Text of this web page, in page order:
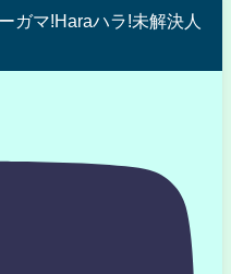
ガマ!Haraハラ!未解決人